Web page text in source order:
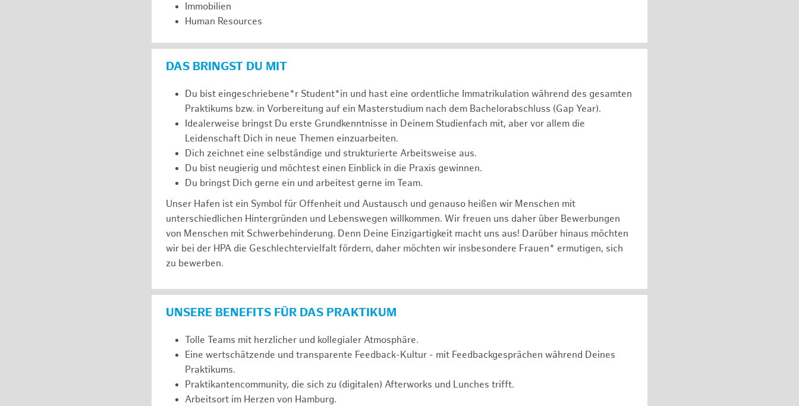
Immobilien
Human Resources
DAS BRINGST DU MIT
Du bist eingeschriebene*r Student*in und hast eine ordentliche Immatrikulation während des gesamten
Praktikums bzw. in Vorbereitung auf ein Masterstudium nach dem Bachelorabschluss (Gap Year).
Idealerweise bringst Du erste Grundkenntnisse in Deinem Studienfach mit, aber vor allem die
Leidenschaft Dich in neue Themen einzuarbeiten.
Dich zeichnet eine selbständige und strukturierte Arbeitsweise aus.
Du bist neugierig und möchtest einen Einblick in die Praxis gewinnen.
Du bringst Dich gerne ein und arbeitest gerne im Team.
Unser Hafen ist ein Symbol für Offenheit und Austausch und genauso heißen wir Menschen mit
unterschiedlichen Hintergründen und Lebenswegen willkommen. Wir freuen uns daher über Bewerbungen
von Menschen mit Schwerbehinderung. Denn Deine Einzigartigkeit macht uns aus! Darüber hinaus möchten
wir bei der HPA die Geschlechtervielfalt fördern, daher möchten wir insbesondere Frauen* ermutigen, sich
zu bewerben.
UNSERE BENEFITS FÜR DAS PRAKTIKUM
Tolle Teams mit herzlicher und kollegialer Atmosphäre.
Eine wertschätzende und transparente Feedback-Kultur - mit Feedbackgesprächen während Deines
Praktikums.
Praktikantencommunity, die sich zu (digitalen) Afterworks und Lunches trifft.
Arbeitsort im Herzen von Hamburg.